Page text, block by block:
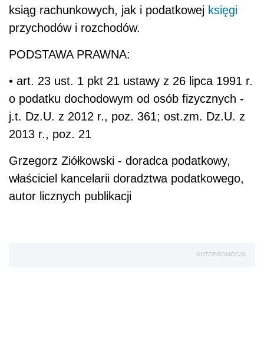
ksiąg rachunkowych, jak i podatkowej księgi
przychodów i rozchodów.
PODSTAWA PRAWNA:
• art. 23 ust. 1 pkt 21 ustawy z 26 lipca 1991 r.
o podatku dochodowym od osób fizycznych -
j.t. Dz.U. z 2012 r., poz. 361; ost.zm. Dz.U. z
2013 r., poz. 21
Grzegorz Ziółkowski - doradca podatkowy,
właściciel kancelarii doradztwa podatkowego,
autor licznych publikacji
AUTOPROMOCJA